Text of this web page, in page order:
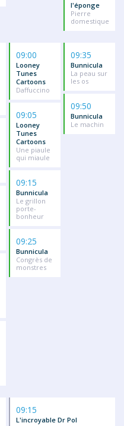
l'éponge
Pierre
domestique
09:00
Looney
Tunes
Cartoons
Daffuccino
09:05
Looney
Tunes
Cartoons
Une piaule
qui miaule
09:15
Bunnicula
Le grillon
porte-
bonheur
09:25
Bunnicula
Congrès de
monstres
09:35
Bunnicula
La peau sur
les os
09:50
Bunnicula
Le machin
09:15
L'incroyable Dr Pol